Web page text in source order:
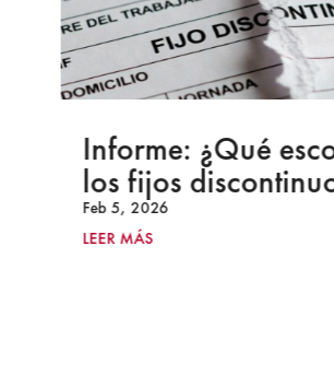
Informe: ¿Qué
los fijos
Feb 5, 2026
LEER MÁS